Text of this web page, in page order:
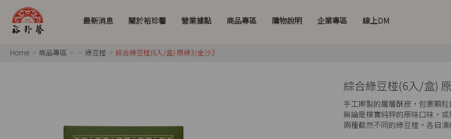
最新消息 關於裕珍馨 營業據點 商品專區 購物說明 企業專區 線上DM
Home 商品專區 綠豆椪 綜合綠豆椪(6入/盒) 原綠3/金沙3
綜合綠豆椪(6入/盒)
手工擀製的層層酥皮，包裹顆
無論是樸實純粹的原味口味，
兩種截然不同的綠豆椪，各自